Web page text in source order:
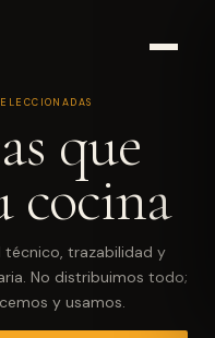
que
cocina
técnico, trazabilidad y
No distribuimos todo;
y usamos.